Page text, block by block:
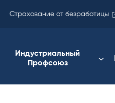
Страхование от безработицы
Индустриальный
Профсоюз